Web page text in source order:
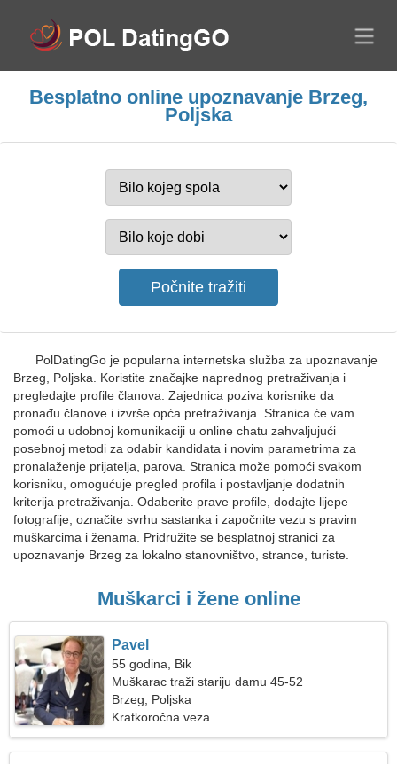
Besplatno online upoznavanje Brzeg,
Poljska
PolDatingGo je popularna internetska služba za upoznavanje
Brzeg, Poljska. Koristite značajke naprednog pretraživanja i
pregledajte profile članova. Zajednica poziva korisnike da
pronađu članove i izvrše opća pretraživanja. Stranica će vam
pomoći u udobnoj komunikaciji u online chatu zahvaljujući
posebnoj metodi za odabir kandidata i novim parametrima za
pronalaženje prijatelja, parova. Stranica može pomoći svakom
korisniku, omogućuje pregled profila i postavljanje dodatnih
kriterija pretraživanja. Odaberite prave profile, dodajte lijepe
fotografije, označite svrhu sastanka i započnite vezu s pravim
muškarcima i ženama. Pridružite se besplatnoj stranici za
upoznavanje Brzeg za lokalno stanovništvo, strance, turiste.
Muškarci i žene online
Pavel
55 godina, Bik
Muškarac traži stariju damu 45-52
Brzeg, Poljska
Kratkoročna veza